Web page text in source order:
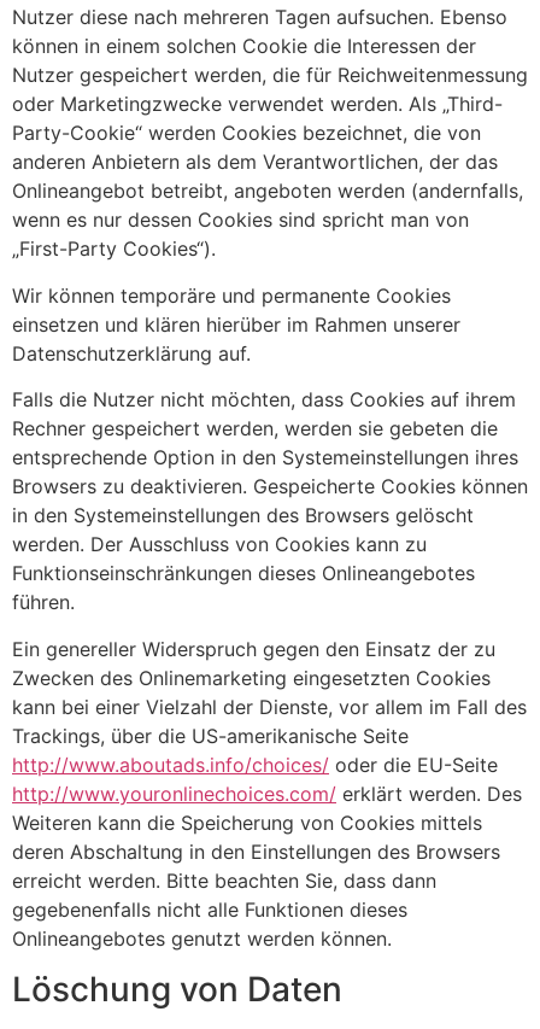
Nutzer diese nach mehreren Tagen aufsuchen. Ebenso
können in einem solchen Cookie die Interessen der
Nutzer gespeichert werden, die für Reichweitenmessung
oder Marketingzwecke verwendet werden. Als „Third-
Party-Cookie“ werden Cookies bezeichnet, die von
anderen Anbietern als dem Verantwortlichen, der das
Onlineangebot betreibt, angeboten werden (andernfalls,
wenn es nur dessen Cookies sind spricht man von
„First-Party Cookies“).
Wir können temporäre und permanente Cookies
einsetzen und klären hierüber im Rahmen unserer
Datenschutzerklärung auf.
Falls die Nutzer nicht möchten, dass Cookies auf ihrem
Rechner gespeichert werden, werden sie gebeten die
entsprechende Option in den Systemeinstellungen ihres
Browsers zu deaktivieren. Gespeicherte Cookies können
in den Systemeinstellungen des Browsers gelöscht
werden. Der Ausschluss von Cookies kann zu
Funktionseinschränkungen dieses Onlineangebotes
führen.
Ein genereller Widerspruch gegen den Einsatz der zu
Zwecken des Onlinemarketing eingesetzten Cookies
kann bei einer Vielzahl der Dienste, vor allem im Fall des
Trackings, über die US-amerikanische Seite
http://www.aboutads.info/choices/ oder die EU-Seite
http://www.youronlinechoices.com/ erklärt werden. Des
Weiteren kann die Speicherung von Cookies mittels
deren Abschaltung in den Einstellungen des Browsers
erreicht werden. Bitte beachten Sie, dass dann
gegebenenfalls nicht alle Funktionen dieses
Onlineangebotes genutzt werden können.
Löschung von Daten